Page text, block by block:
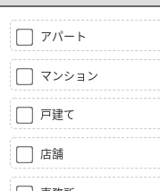
アパート
マンション
戸建て
店舗